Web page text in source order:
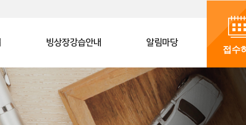
빙상장강습안내 알림마당
접수